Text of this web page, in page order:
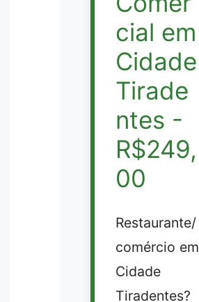
cial em
Cidade
Tirade
ntes -
R$249,
00
Restaurante/
comércio em
Cidade
Tiradentes?